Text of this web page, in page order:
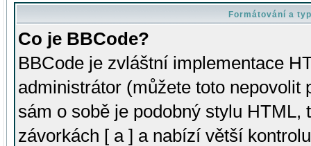
Formátování a
Co je BBCode?
BBCode je zvláštní implementace
administrátor (můžete toto
sám o sobě je podobný stylu HTML,
závorkách [ a ] a nabízí větší